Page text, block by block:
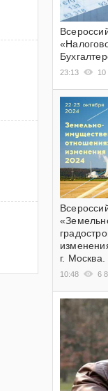
23:13 10
г. Москва.
10:48 6